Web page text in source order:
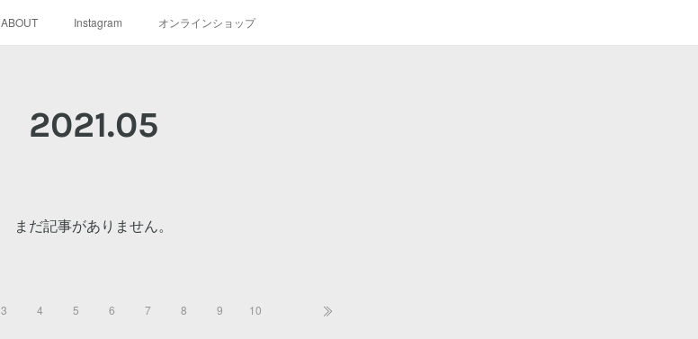
ABOUT Instagram オンラインショップ
2021.05
まだ記事がありません。
3 4 5 6 7 8 9 10